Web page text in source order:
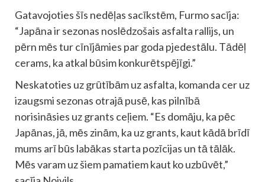
Gatavojoties šīs nedēļas sacīkstēm, Furmo sacīja:
“Japāna ir sezonas noslēdzošais asfalta rallijs, un
pērn mēs tur cīnījāmies par goda pjedestālu. Tādēļ
cerams, ka atkal būsim konkurētspējīgi.”
Neskatoties uz grūtībām uz asfalta, komanda cer uz
izaugsmi sezonas otrajā pusē, kas pilnībā
norisināsies uz grants ceļiem. “Es domāju, ka pēc
Japānas, jā, mēs zinām, ka uz grants, kaut kādā brīdī
mums arī būs labākas starta pozīcijas un tā tālāk.
Mēs varam uz šiem pamatiem kaut ko uzbūvēt,”